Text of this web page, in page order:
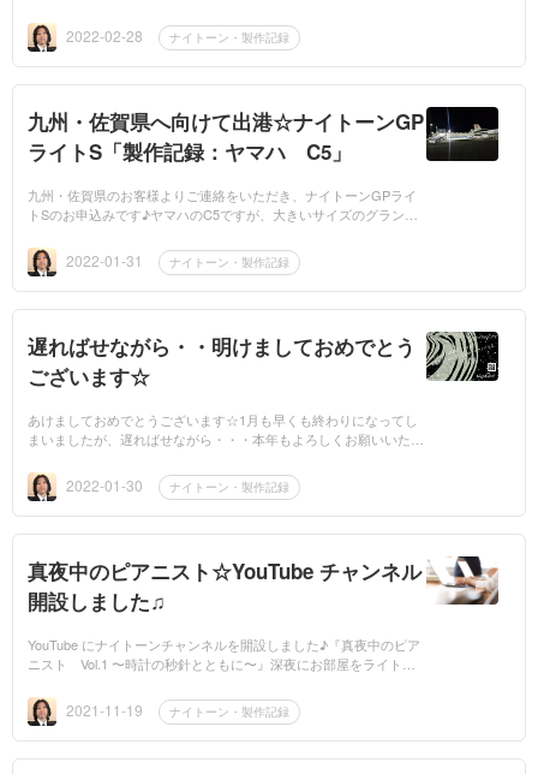
そちらのお客様...
2022-02-28 ナイトーン・製作記録
九州・佐賀県へ向けて出港☆ナイトーンGP
ライトS「製作記録：ヤマハ C5」
九州・佐賀県のお客様よりご連絡をいただき、ナイトーンGPライ
トSのお申込みです♪ヤマハのC5ですが、大きいサイズのグランド
すが、それに伴って...
2022-01-31 ナイトーン・製作記録
遅ればせながら・・明けましておめでとう
ございます☆
あけましておめでとうございます☆1月も早くも終わりになってし
まいましたが、遅ればせながら・・・本年もよろしくお願いいたし
まで行き届きま...
2022-01-30 ナイトーン・製作記録
真夜中のピアニスト☆YouTube チャンネル
開設しました♫
YouTube にナイトーンチャンネルを開設しました♪『真夜中のピア
ニスト Vol.1 〜時計の秒針とともに〜』深夜にお部屋をライトア
での演奏では...
2021-11-19 ナイトーン・製作記録